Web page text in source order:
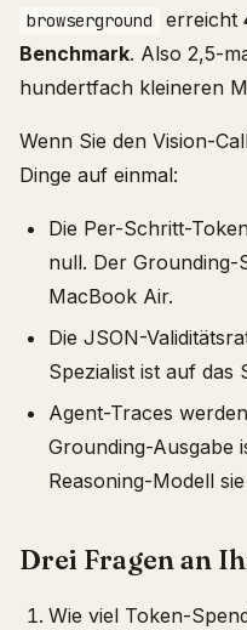
browserground erreicht
Benchmark. Also 2,5-
hundertfach kleineren
Wenn Sie den Vision-
Dinge auf einmal:
Die Per-Schritt-
null. Der
MacBook Air.
Die JSON-
Spezialist ist auf das
Agent-Traces
Grounding-Ausgabe
Reasoning-Modell
Drei Fragen an
Wie viel Token-